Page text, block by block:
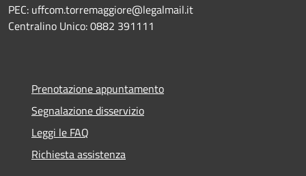
PEC: uffcom.torremaggiore@legalmail.it
Centralino Unico: 0882 391111
Prenotazione appuntamento
Segnalazione disservizio
Leggi le FAQ
Richiesta assistenza